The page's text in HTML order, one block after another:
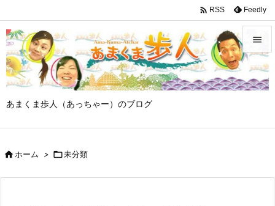
あまくま歩人（あっちゃー）のブログ


メニュ

 RSS Feedly
ホーム > 未分類